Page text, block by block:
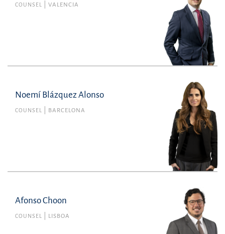
COUNSEL VALENCIA
Noemí Blázquez Alonso
COUNSEL BARCELONA
Afonso Choon
COUNSEL LISBOA